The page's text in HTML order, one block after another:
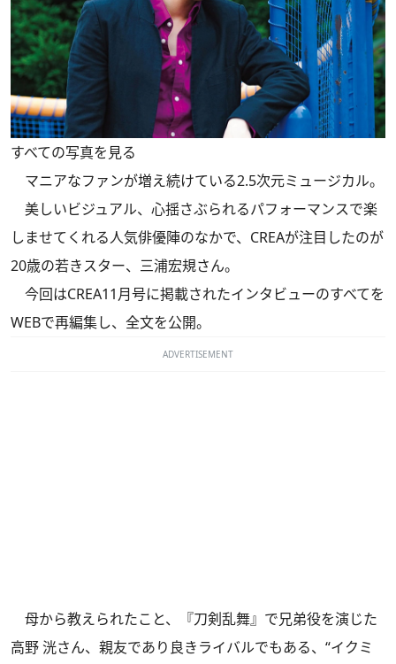
すべての写真を見る
マニアなファンが増え続けている2.5次元ミュージカル。
美しいビジュアル、心揺さぶられるパフォーマンスで楽
しませてくれる人気俳優陣のなかで、CREAが注目したのが
20歳の若きスター、三浦宏規さん。
今回はCREA11月号に掲載されたインタビューのすべてを
WEBで再編集し、全文を公開。
ADVERTISEMENT
母から教えられたこと、『刀剣乱舞』で兄弟役を演じた
高野 洸さん、親友であり良きライバルでもある、“イクミ